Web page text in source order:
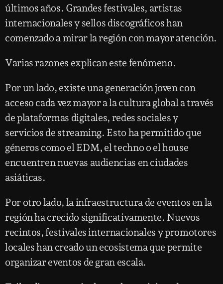
últimos años. Grandes festivales, artistas
internacionales y sellos discográficos han
comenzado a mirar la región con mayor atención.
Varias razones explican este fenómeno.
Por un lado, existe una generación joven con
acceso cada vez mayor a la cultura global a través
de plataformas digitales, redes sociales y
servicios de streaming. Esto ha permitido que
géneros como el EDM, el techno o el house
encuentren nuevas audiencias en ciudades
asiáticas.
Por otro lado, la infraestructura de eventos en la
región ha crecido significativamente. Nuevos
recintos, festivales internacionales y promotores
locales han creado un ecosistema que permite
organizar eventos de gran escala.